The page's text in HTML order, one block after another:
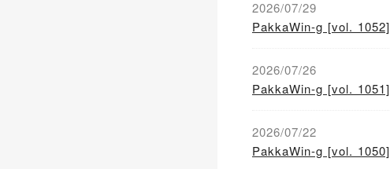
2026/07/29
PakkaWin-g [vol. 1052]
2026/07/26
PakkaWin-g [vol. 1051]
2026/07/22
PakkaWin-g [vol. 1050]